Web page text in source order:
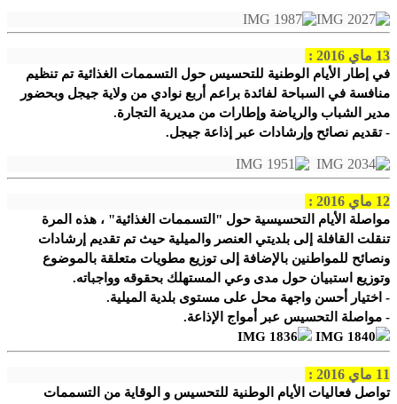
13 ماي 2016 :
في إطار الأيام الوطنية للتحسيس حول التسممات الغذائية تم تنظيم
منافسة في السباحة لفائدة براعم أربع نوادي من ولاية جيجل وبحضور
مدير الشباب والرياضة وإطارات من مديرية التجارة.
- تقديم نصائح وإرشادات عبر إذاعة جيجل.
12 ماي 2016 :
مواصلة الأيام التحسيسية حول "التسممات الغذائية" ، هذه المرة
تنقلت القافلة إلى بلديتي العنصر والميلية حيث تم تقديم إرشادات
ونصائح للمواطنين بالإضافة إلى توزيع مطويات متعلقة بالموضوع
وتوزيع استبيان حول مدى وعي المستهلك بحقوقه وواجباته.
- اختيار أحسن واجهة محل على مستوى بلدية الميلية.
- مواصلة التحسيس عبر أمواج الإذاعة.
11 ماي 2016 :
تواصل فعاليات الأيام الوطنية للتحسيس و الوقاية من التسممات